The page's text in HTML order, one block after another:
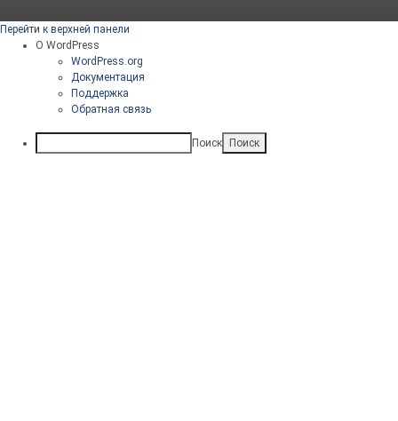
Перейти к верхней панели
О WordPress
WordPress.org
Документация
Поддержка
Обратная связь
Поиск